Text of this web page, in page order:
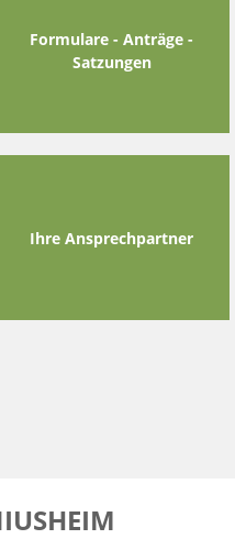
Formulare - Anträge -
Satzungen
Ihre Ansprechpartner